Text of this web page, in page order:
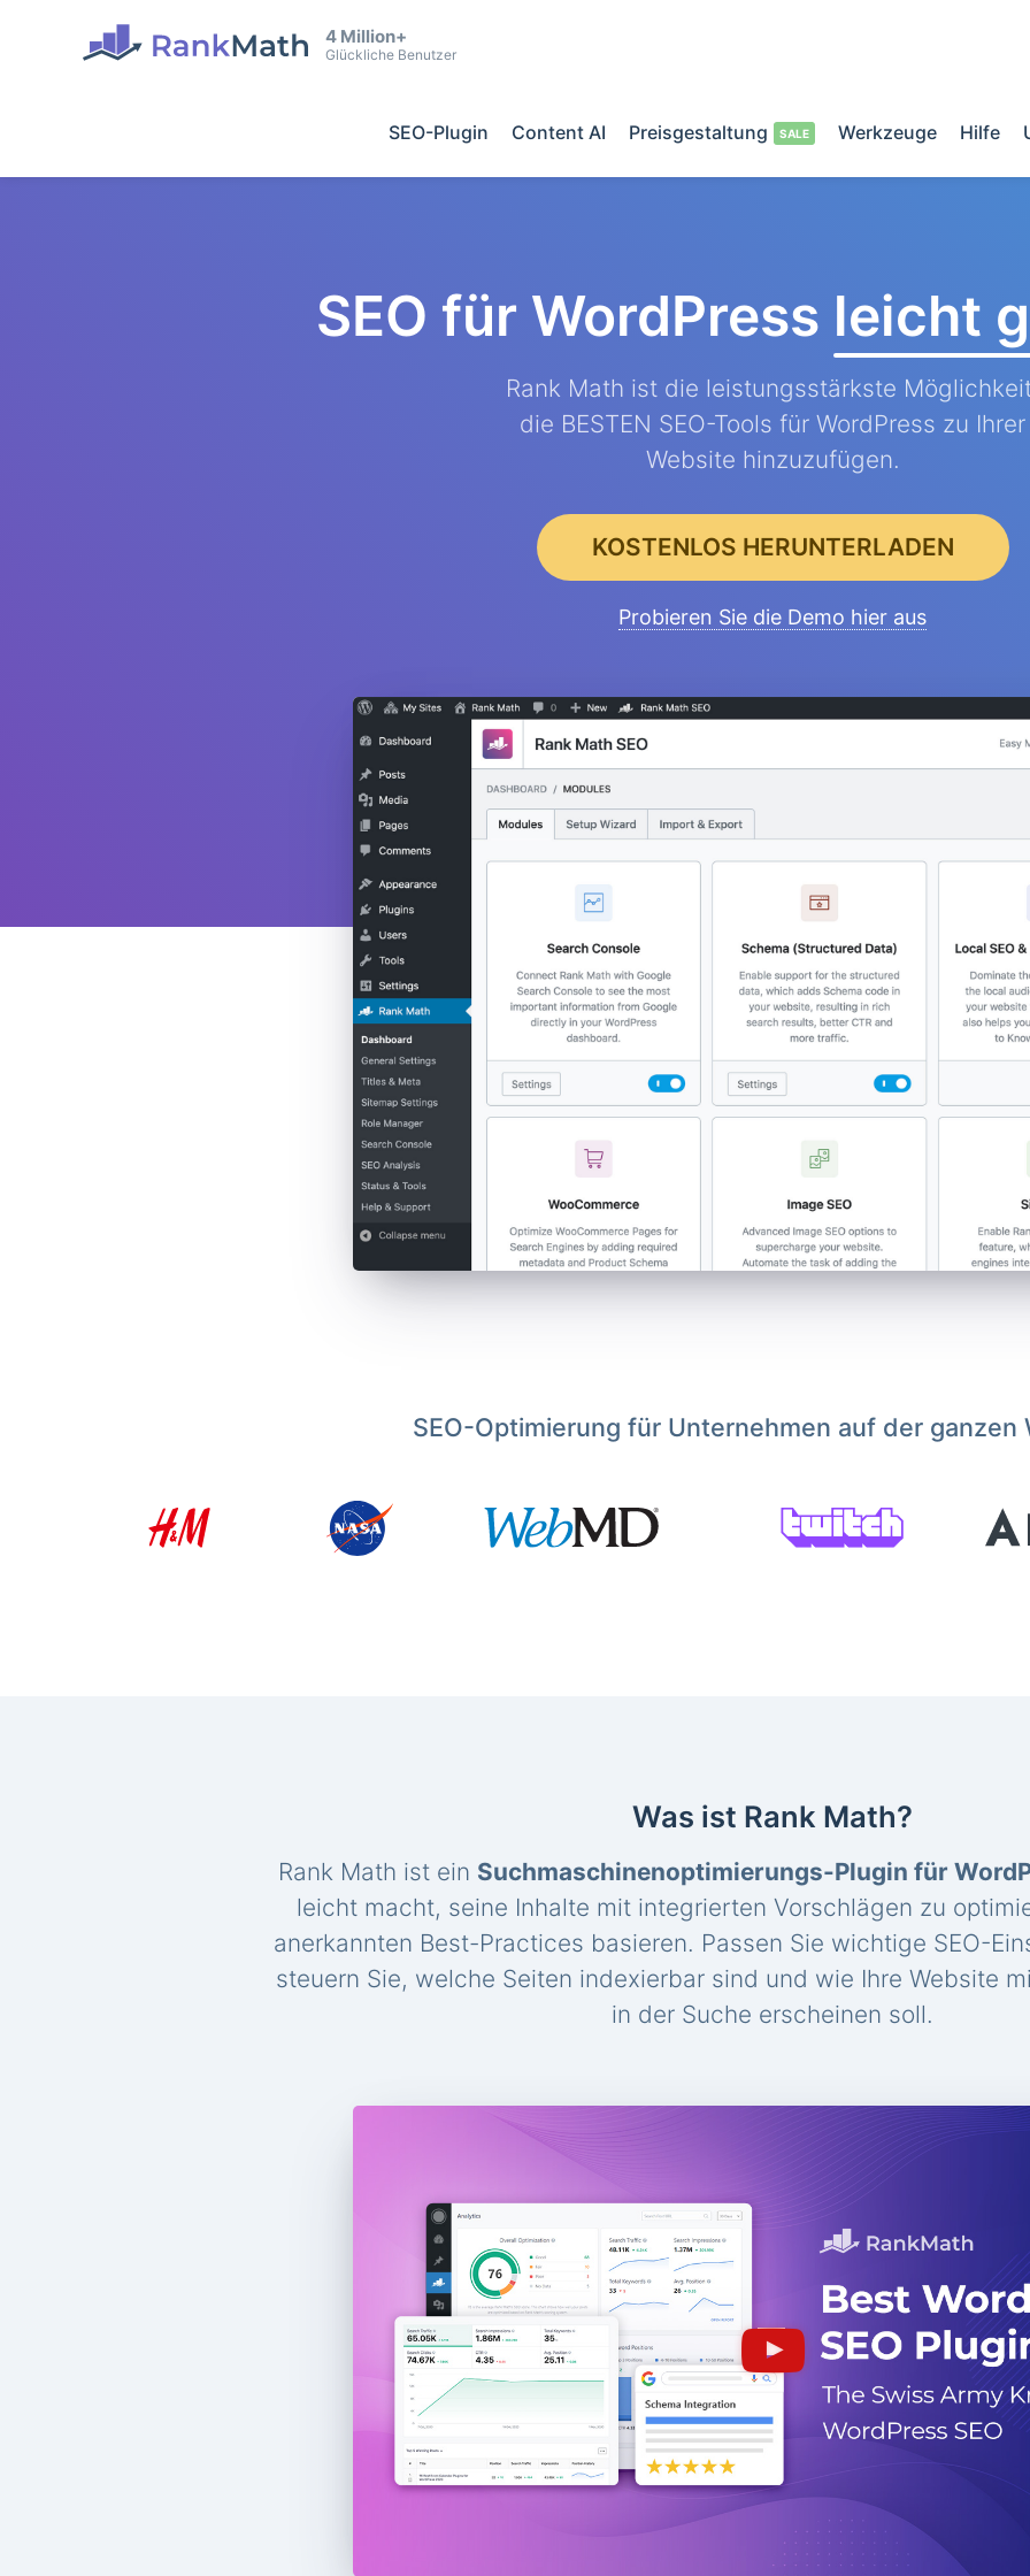
4 Million+
Glückliche Benutzer
SEO-Plugin Content AI Preisgestaltung Werkzeuge Hilfe
SEO für WordPress leicht
Rank Math ist die leistungsstärkste
die BESTEN SEO-Tools für WordPress zu Ihrer
Website hinzuzufügen.
KOSTENLOS HERUNTERLADEN
Probieren Sie die Demo hier aus
SEO-Optimierung für Unternehmen auf der ganzen
Was ist Rank Math?
Rank Math ist ein Suchmaschinenoptimierungs-Plugin für
leicht macht, seine Inhalte mit integrierten Vorschlägen zu
anerkannten Best-Practices basieren. Passen Sie wichtige SEO-
steuern Sie, welche Seiten indexierbar sind und wie Ihre Website
in der Suche erscheinen soll.